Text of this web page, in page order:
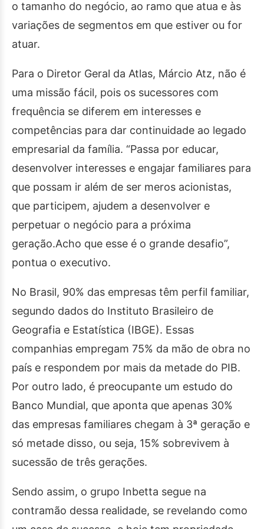
o tamanho do negócio, ao ramo que atua e às
variações de segmentos em que estiver ou for
atuar.
Para o Diretor Geral da Atlas, Márcio Atz, não é
uma missão fácil, pois os sucessores com
frequência se diferem em interesses e
competências para dar continuidade ao legado
empresarial da família. “Passa por educar,
desenvolver interesses e engajar familiares para
que possam ir além de ser meros acionistas,
que participem, ajudem a desenvolver e
perpetuar o negócio para a próxima
geração.Acho que esse é o grande desafio”,
pontua o executivo.
No Brasil, 90% das empresas têm perfil familiar,
segundo dados do Instituto Brasileiro de
Geografia e Estatística (IBGE). Essas
companhias empregam 75% da mão de obra no
país e respondem por mais da metade do PIB.
Por outro lado, é preocupante um estudo do
Banco Mundial, que aponta que apenas 30%
das empresas familiares chegam à 3ª geração e
só metade disso, ou seja, 15% sobrevivem à
sucessão de três gerações.
Sendo assim, o grupo Inbetta segue na
contramão dessa realidade, se revelando como